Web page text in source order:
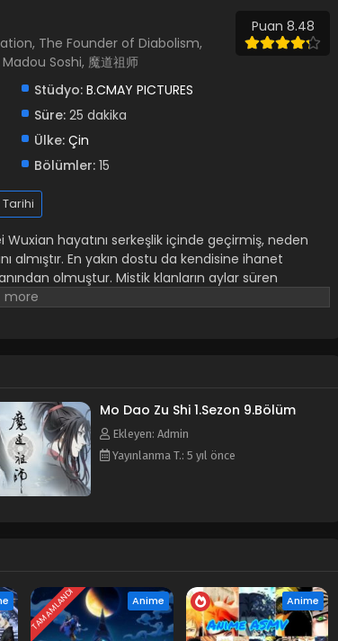
The Founder of Diabolism,
Soshi, 魔道祖师
Puan 8.48
Stüdyo: B.CMAY PICTURES
Süre:25 dakika
Ülke: Çin
Bölümler:15
Tarihi
Wuxian hayatını serkeşlik içinde geçirmiş, neden
almıştır. En yakın dostu da kendisine ihanet
olmuştur. Mistik klanların aylar süren
13 yıl sonra deli bir oğlanın ruh çağırma
Mo Dao Zu Shi 1.Sezon 9.Bölüm
Ekleyen: Admin
Yayınlanma T.: 5 yıl önce
TAMAMLANDI Anime Anime